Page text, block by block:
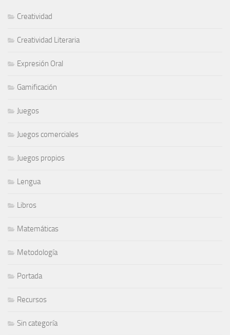
Creatividad
Creatividad Literaria
Expresión Oral
Gamificación
Juegos
Juegos comerciales
Juegos propios
Lengua
Libros
Matemáticas
Metodología
Portada
Recursos
Sin categoría